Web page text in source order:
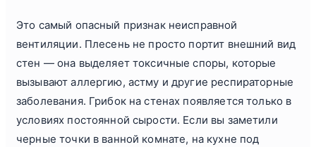
Это самый опасный признак неисправной
вентиляции. Плесень не просто портит внешний вид
стен — она выделяет токсичные споры, которые
вызывают аллергию, астму и другие респираторные
заболевания. Грибок на стенах появляется только в
условиях постоянной сырости. Если вы заметили
черные точки в ванной комнате, на кухне под